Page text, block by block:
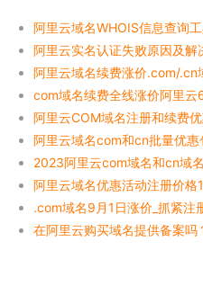
阿里云域名WHOIS信息查询
阿里云实名认证失败原因及解
阿里云域名续费涨价.com/.cn
com域名续费全线涨价阿里
阿里云域名com和cn批量优惠
2023阿里云com域名和cn域
阿里云域名优惠活动注册价格
.com域名9月1日涨价_抓紧注
在阿里云购买域名提供备案吗